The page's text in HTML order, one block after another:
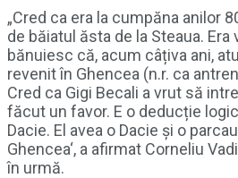
„Cred ca era la cumpăna anilor
de băiatul ăsta de la Steaua. Era
bănuiesc că, acum câțiva ani,
revenit în Ghencea (n.r. ca
Cred ca Gigi Becali a vrut să
făcut un favor. E o deducție
Dacie. El avea o Dacie și o
Ghencea‘, a afirmat Corneliu
în urmă.